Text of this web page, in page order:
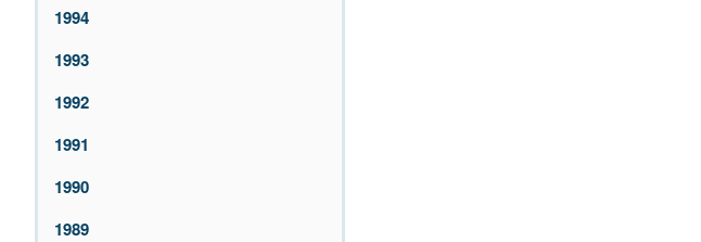
1994
1993
1992
1991
1990
1989